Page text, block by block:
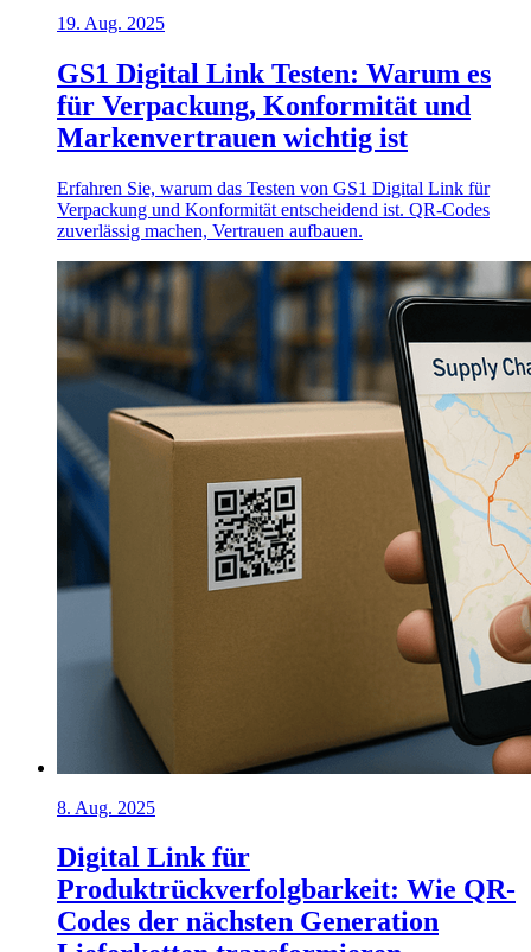
19. Aug. 2025
GS1 Digital Link Testen: Warum es
für Verpackung, Konformität und
Markenvertrauen wichtig ist
Erfahren Sie, warum das Testen von GS1 Digital Link für
Verpackung und Konformität entscheidend ist. QR-Codes
zuverlässig machen, Vertrauen aufbauen.
8. Aug. 2025
Digital Link für
Produktrückverfolgbarkeit: Wie QR-
Codes der nächsten Generation